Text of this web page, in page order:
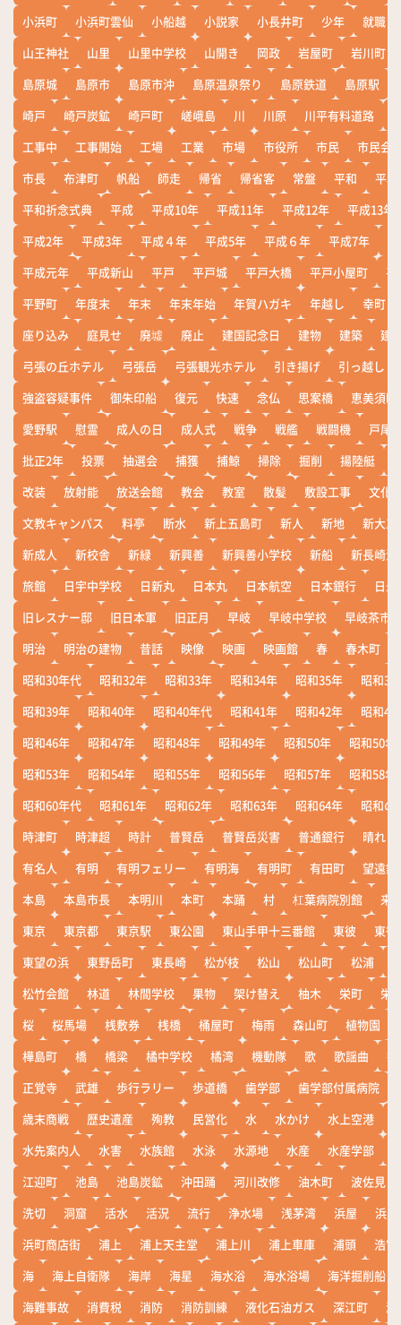
小浜町 小浜町雲仙 小船越 小説家 小長井町 少年
就職
山王神社
山里 山里中学校 山開き 岡政 岩屋町
岩川町
島原城
島原市 島原市沖 島原温泉祭り 島原鉄道 島原駅
崎戸
崎戸炭鉱 崎戸町 嵯峨島 川 川原 川平有料道路
工事中
工事開始 工場 工業 市場 市役所 市民
市民会
市長
布津町 帆船 師走 帰省 帰省客 常盤 平和
平
平和祈念式典
平成 平成10年 平成11年 平成12年
平成13年
平成2年
平成3年 平成４年 平成5年 平成６年 平成7年
平成元年
平成新山 平戸 平戸城 平戸大橋 平戸小屋町
平
平野町
年度末 年末 年末年始 年賀ハガキ 年越し
幸町
座り込み
庭見せ 廃墟 廃止 建国記念日 建物 建築
建
弓張の丘ホテル
弓張岳 弓張観光ホテル 引き揚げ
引っ越し
強盗容疑事件
御朱印船 復元 快速 念仏 思案橋
恵美須町
愛野駅
慰霊 成人の日 成人式 戦争 戦艦 戦闘機
戸尾
批正2年
投票 抽選会 捕獲 捕鯨 掃除 掘削 揚陸艇
改装
放射能 放送会館 教会 教室 散髪 敷設工事
文化
文教キャンパス
料亭 断水 新上五島町 新人 新地
新大工
新成人
新校舎 新緑 新興善 新興善小学校 新船
新長崎漁
旅館
日宇中学校 日新丸 日本丸 日本航空 日本銀行
日
旧レスナー邸
旧日本軍 旧正月 早岐 早岐中学校
早岐茶市
明治
明治の建物 昔話 映像 映画 映画館 春 春木町
昭和30年代
昭和32年 昭和33年 昭和34年 昭和35年
昭和36
昭和39年
昭和40年 昭和40年代 昭和41年 昭和42年
昭和43
昭和46年
昭和47年 昭和48年 昭和49年 昭和50年
昭和50年
昭和53年
昭和54年 昭和55年 昭和56年 昭和57年
昭和58年
昭和60年代
昭和61年 昭和62年 昭和63年 昭和64年
昭和の
時津町
時津超 時計 普賢岳 普賢岳災害 普通銀行
晴れ
有名人
有明 有明フェリー 有明海 有明町 有田町
望遠鏡
本島
本島市長 本明川 本町 本踊 村 杠葉病院別館
来
東京
東京都 東京駅 東公園 東山手甲十三番館 東彼
東彼
東望の浜
東野岳町 東長崎 松が枝 松山 松山町 松浦
松竹会館
林道 林間学校 果物 架け替え 柚木 栄町
栄
桜
桜馬場 桟敷券 桟橋 桶屋町 梅雨 森山町 植物園
樺島町
橋 橋梁 橘中学校 橘湾 機動隊 歌 歌謡曲
正覚寺
武雄 歩行ラリー 歩道橋 歯学部 歯学部付属病院
歳末商戦
歴史遺産 殉教 民営化 水 水かけ 水上空港
水先案内人
水害 水族館 水泳 水源地 水産 水産学部
江迎町
池島 池島炭鉱 沖田踊 河川改修 油木町
波佐見
洗切
洞窟 活水 活況 流行 浄水場 浅茅湾 浜屋
浜
浜町商店街
浦上 浦上天主堂 浦上川 浦上車庫 浦頭
浩宮
海
海上自衛隊 海岸 海星 海水浴 海水浴場
海洋掘削船
海難事故
消費税 消防 消防訓練 液化石油ガス 深江町
淵